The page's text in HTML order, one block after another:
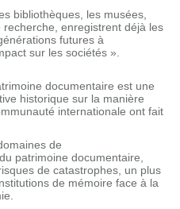
bibliothèques, les musées,
recherche, enregistrent déjà les
futures à
sur les sociétés ».
documentaire est une
historique sur la manière
internationale ont fait
de
patrimoine documentaire,
de catastrophes, un plus
de mémoire face à la